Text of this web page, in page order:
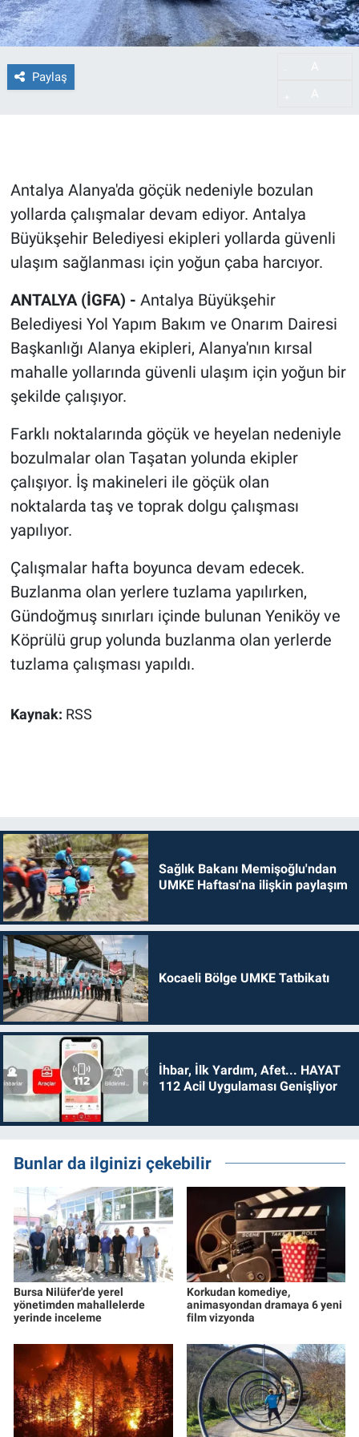
Paylaş
Antalya Alanya'da göçük nedeniyle bozulan
yollarda çalışmalar devam ediyor. Antalya
Büyükşehir Belediyesi ekipleri yollarda güvenli
ulaşım sağlanması için yoğun çaba harcıyor.
ANTALYA (İGFA) - Antalya Büyükşehir
Belediyesi Yol Yapım Bakım ve Onarım Dairesi
Başkanlığı Alanya ekipleri, Alanya'nın kırsal
mahalle yollarında güvenli ulaşım için yoğun bir
şekilde çalışıyor.
Farklı noktalarında göçük ve heyelan nedeniyle
bozulmalar olan Taşatan yolunda ekipler
çalışıyor. İş makineleri ile göçük olan
noktalarda taş ve toprak dolgu çalışması
yapılıyor.
Çalışmalar hafta boyunca devam edecek.
Buzlanma olan yerlere tuzlama yapılırken,
Gündoğmuş sınırları içinde bulunan Yeniköy ve
Köprülü grup yolunda buzlanma olan yerlerde
tuzlama çalışması yapıldı.
Kaynak: RSS
Sağlık Bakanı Memişoğlu'ndan
UMKE Haftası'na ilişkin paylaşım
Kocaeli Bölge UMKE Tatbikatı
İhbar, İlk Yardım, Afet... HAYAT
112 Acil Uygulaması Genişliyor
Bunlar da ilginizi çekebilir
Bursa Nilüfer'de yerel
yönetimden mahallelerde
yerinde inceleme
Korkudan komediye,
animasyondan dramaya 6 yeni
film vizyonda